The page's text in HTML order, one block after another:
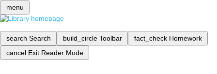
menu
search Search build_circle Toolbar fact_check Homework
cancel Exit Reader Mode